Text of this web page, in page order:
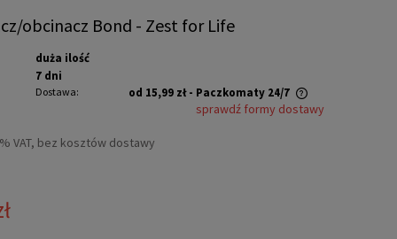
obcinacz Bond - Zest for Life
duża ilość
7 dni
Dostawa: od 15,99 zł - Paczkomaty 24/7
płatności
sprawdź formy dostawy
VAT, bez kosztów dostawy